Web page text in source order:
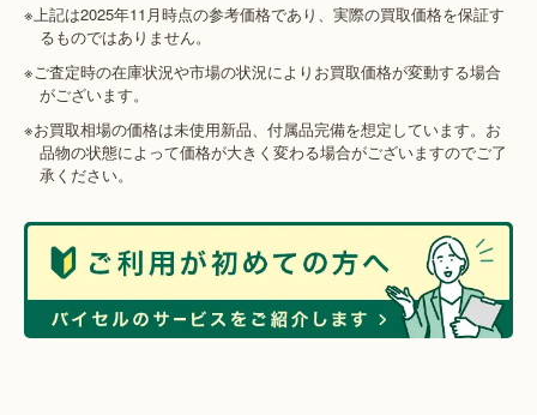
※上記は2025年11月時点の参考価格であり、実際の買取価格を保証す
るものではありません。
※ご査定時の在庫状況や市場の状況によりお買取価格が変動する場合
がございます。
※お買取相場の価格は未使用新品、付属品完備を想定しています。お
品物の状態によって価格が大きく変わる場合がございますのでご了
承ください。